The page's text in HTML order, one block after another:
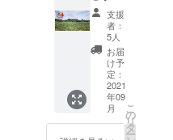
け重な
らない
ように
並べて
置く。
風通し
の良い
日陰の
場所
で、自
然乾
の良い
日陰の
場所
で、自
然乾
燥。完
了の目
安は表
面にシ
ワがた
法） 冷
蔵保
存：乾
燥しな
いよう
に保存
袋や
ラップ
炒めも
のな
ど。生
食も可
ハラ
ペー
ニョ：
【生食
限定】
別！ 畑
でお会
いでき
るのを
楽しみ
にして
おりま
す🌶 詳
細） ・
ダン
どんな
種類が
入って
いるか
はお楽
しみ
に！ 中
国大牛
角椒、
プサ
らし収
穫イベ
ントへ
の参加
（1回／
1家族or
グルー
プ2名ま
で）】
畑で直
支援
者：
5人
お届
け予
定：
2021
年09
月
こ
の
リ
タ
ー